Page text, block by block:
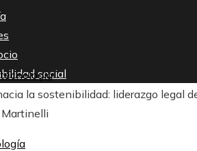
social
la sostenibilidad: liderazgo legal